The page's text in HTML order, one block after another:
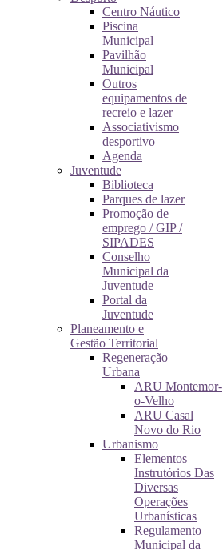
Centro Náutico
Piscina
Municipal
Pavilhão
Municipal
Outros
equipamentos de
recreio e lazer
Associativismo
desportivo
Agenda
Juventude
Biblioteca
Parques de lazer
Promoção de
emprego / GIP /
SIPADES
Conselho
Municipal da
Juventude
Portal da
Juventude
Planeamento e
Gestão Territorial
Regeneração
Urbana
ARU Montemor-
o-Velho
ARU Casal
Novo do Rio
Urbanismo
Elementos
Instrutórios Das
Diversas
Operações
Urbanísticas
Regulamento
Municipal da